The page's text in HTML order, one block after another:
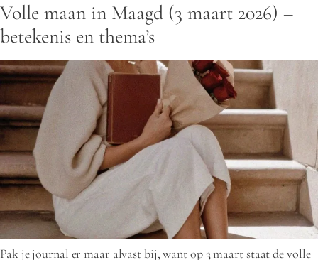
Volle maan in Maagd (3 maart 2026) –
betekenis en thema’s
Pak je journal er maar alvast bij, want op 3 maart staat de volle